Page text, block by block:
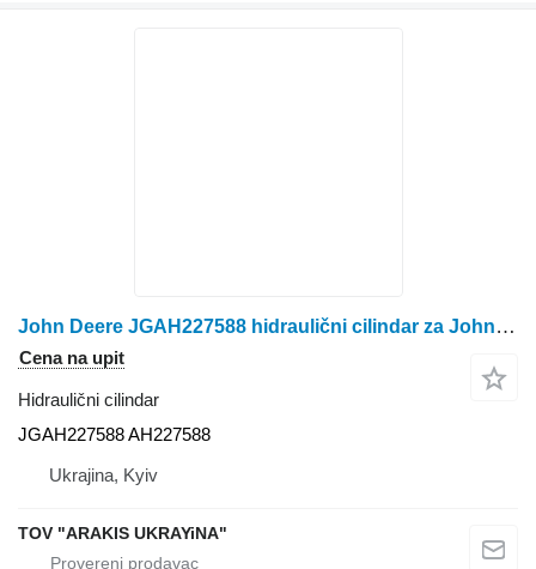
John Deere JGAH227588 hidraulični cilindar za John Deere kombajna za žito
Cena na upit
Hidraulični cilindar
JGAH227588 AH227588
Ukrajina, Kyiv
TOV "ARAKIS UKRAYiNA"